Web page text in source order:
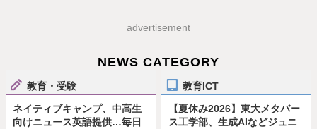
advertisement
NEWS CATEGORY
教育・受験
ネイティブキャンプ、中高生
向けニュース英語提供…毎日
教育ICT
【夏休み2026】東大メタバー
ス工学部、生成AIなどジュニ